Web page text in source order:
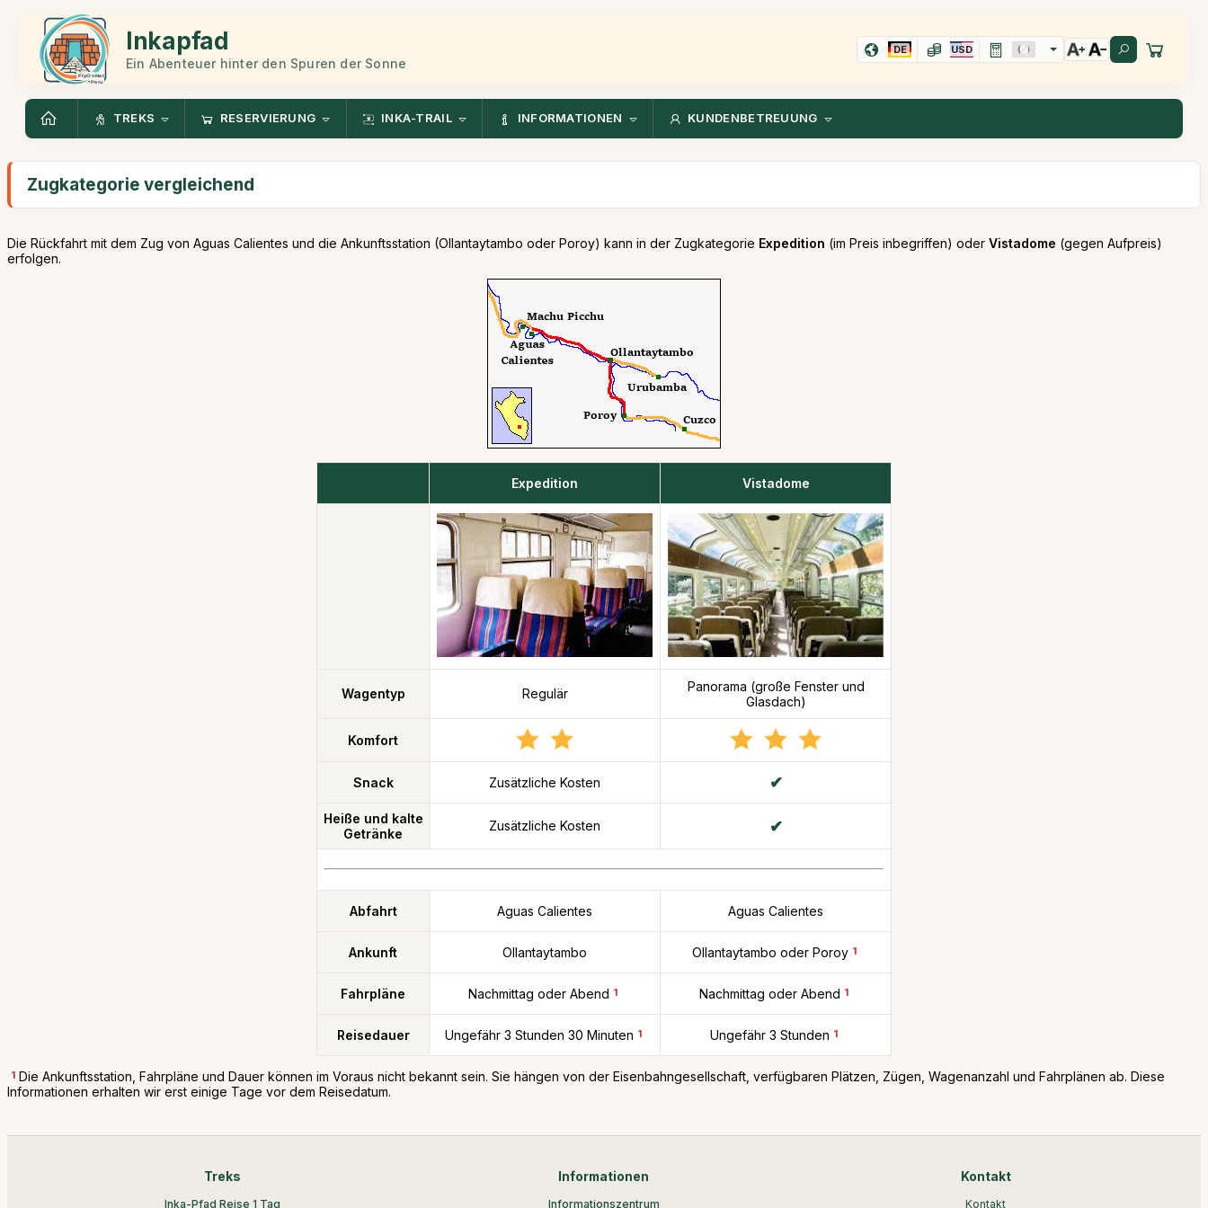
Inkapfad
Ein Abenteuer hinter den Spuren der Sonne
DE USD
TREKS RESERVIERUNG INKA-TRAIL INFORMATIONEN KUNDENBETREUUNG
Zugkategorie vergleichend
Die Rückfahrt mit dem Zug von Aguas Calientes und die Ankunftsstation (Ollantaytambo oder Poroy) kann in der Zugkategorie Expedition (im Preis inbegriffen) oder Vistadome (gegen Aufpreis)
erfolgen.
Expedition Vistadome
Wagentyp Regulär
Panorama (große Fenster und
Glasdach)
Komfort
Snack Zusätzliche Kosten
Heiße und kalte
Getränke
Zusätzliche Kosten
Abfahrt Aguas Calientes Aguas Calientes
Ankunft Ollantaytambo Ollantaytambo oder Poroy 1
Fahrpläne Nachmittag oder Abend 1 Nachmittag oder Abend 1
Reisedauer Ungefähr 3 Stunden 30 Minuten 1 Ungefähr 3 Stunden 1
1 Die Ankunftsstation, Fahrpläne und Dauer können im Voraus nicht bekannt sein. Sie hängen von der Eisenbahngesellschaft, verfügbaren Plätzen, Zügen, Wagenanzahl und Fahrplänen ab. Diese
Informationen erhalten wir erst einige Tage vor dem Reisedatum.
Treks
Inka-Pfad Reise 1 Tag
Informationen
Informationszentrum
Kontakt
Kontakt